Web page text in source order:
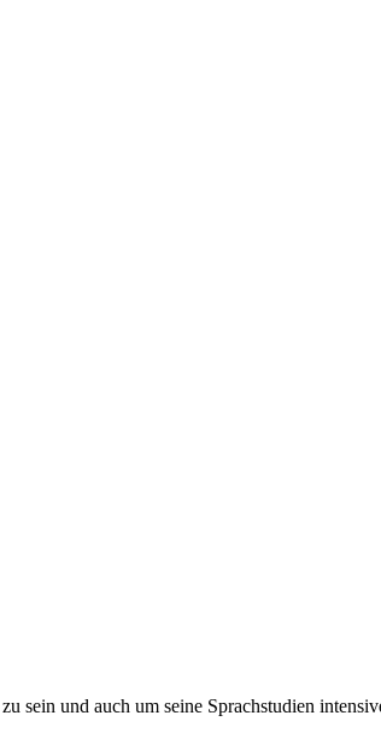
sein und auch um seine Sprachstudien